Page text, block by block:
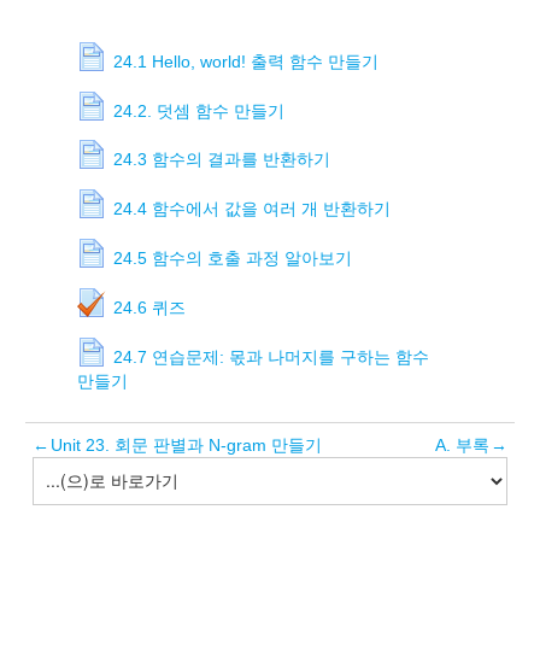
24.1 Hello, world! 출력 함수 만들기
24.2. 덧셈 함수 만들기
24.3 함수의 결과를 반환하기
24.4 함수에서 값을 여러 개 반환하기
24.5 함수의 호출 과정 알아보기
24.6 퀴즈
24.7 연습문제: 몫과 나머지를 구하는 함수
만들기
← Unit 23. 회문 판별과 N-gram 만들기 A. 부록 →